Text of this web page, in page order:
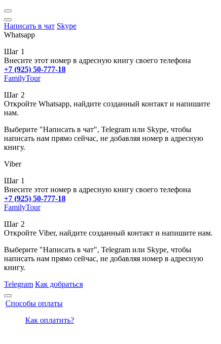
Написать в чат Skype
Whatsapp
Шаг 1
Внесите этот номер в адресную книгу своего телефона
+7 (925) 50-777-18
FamilyTour
Шаг 2
Откройте Whatsapp, найдите созданный контакт и напишите
нам.
Выберите "Написать в чат", Telegram или Skype, чтобы
написать нам прямо сейчас, не добавляя номер в адресную
книгу.
Viber
Шаг 1
Внесите этот номер в адресную книгу своего телефона
+7 (925) 50-777-18
FamilyTour
Шаг 2
Откройте Viber, найдите созданный контакт и напишите нам.
Выберите "Написать в чат", Telegram или Skype, чтобы
написать нам прямо сейчас, не добавляя номер в адресную
книгу.
Telegram Как добраться
Способы оплаты
Как оплатить?